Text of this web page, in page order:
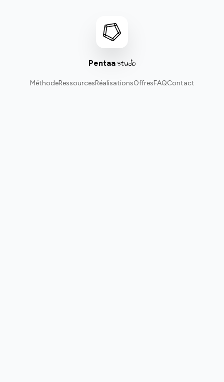
Pentaa studio
MéthodeRessourcesRéalisationsOffresFAQContact